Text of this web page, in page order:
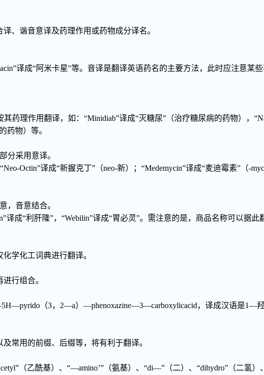
、谐音意译及药理作用或药物成分译名。
译成“阿米卡星”等。音译是翻译英语药名的主要方法，此时应注意某
其药理作用翻译，如：“Minidiab”译成“灭糖尿”（治疗糖尿病的药物），
药物）等。
分采用意译。
Octin”译成“新握克丁”（neo-新）；“Medemycin”译成“麦迪霉素”（-
，音意结合。
译成“利肝隆”，“Webilin”译成“胃必灵”。需注意的是，商品名称可以据此
学化工词典进行翻译。
行组合。
（3，2—a）—phenoxazine—3—carboxylicacid，译成汉语是
常用的前缀、后缀等，将有利于翻译。
（乙酰基）、“—amino’”（氨基）、“di—”（二）、“dihydro”（二氢